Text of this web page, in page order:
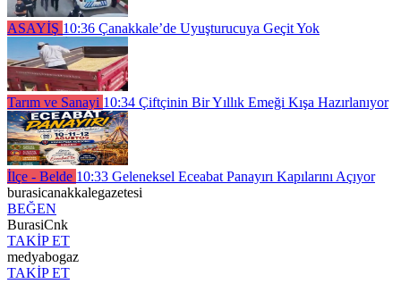
ASAYİŞ 10:36 Çanakkale’de Uyuşturucuya Geçit Yok
Tarım ve Sanayi 10:34 Çiftçinin Bir Yıllık Emeği Kışa Hazırlanıyor
İlçe - Belde 10:33 Geleneksel Eceabat Panayırı Kapılarını Açıyor
burasicanakkalegazetesi
BEĞEN
BurasiCnk
TAKİP ET
medyabogaz
TAKİP ET